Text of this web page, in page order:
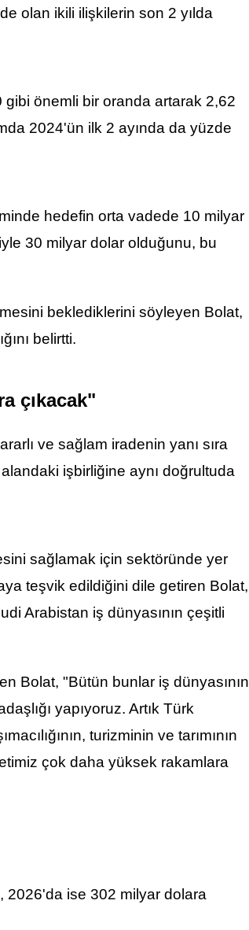
olan ikili ilişkilerin son 2 yılda
önemli bir oranda artarak 2,62
2024'ün ilk 2 ayında da yüzde
hedefin orta vadede 10 milyar
30 milyar dolar olduğunu, bu
beklediklerini söyleyen Bolat,
belirtti.
çıkacak"
ve sağlam iradenin yanı sıra
işbirliğine aynı doğrultuda
sağlamak için sektöründe yer
teşvik edildiğini dile getiren Bolat,
Arabistan iş dünyasının çeşitli
Bolat, "Bütün bunlar iş dünyasının
yapıyoruz. Artık Türk
turizminin ve tarımının
çok daha yüksek rakamlara
2026'da ise 302 milyar dolara